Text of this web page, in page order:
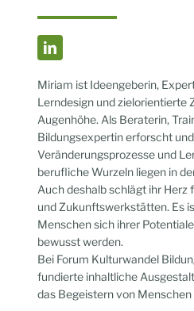
Miriam ist Ideengeberin,
Lerndesign und zielorientierte
Augenhöhe. Als Beraterin,
Bildungsexpertin erforscht
Veränderungsprozesse und
berufliche Wurzeln liegen in
Auch deshalb schlägt ihr Herz
und Zukunftswerkstätten. Es
Menschen sich ihrer
bewusst werden.
Bei Forum Kulturwandel
fundierte inhaltliche
das Begeistern von Menschen